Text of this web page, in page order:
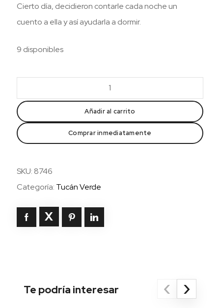
Cierto día, decidieron contarle cada noche un
cuento a ella y así ayudarla a dormir.
9 disponibles
para
dormir
a
la
Añadir al carrito
Comprar inmediatamente
SKU: 8746
Categoría: Tucán Verde
Te podría interesar ‹ ›